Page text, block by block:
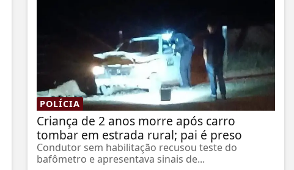
POLÍCIA
Criança de 2 anos morre após carro
tombar em estrada rural; pai é preso
Condutor sem habilitação recusou teste do
bafômetro e apresentava sinais de...